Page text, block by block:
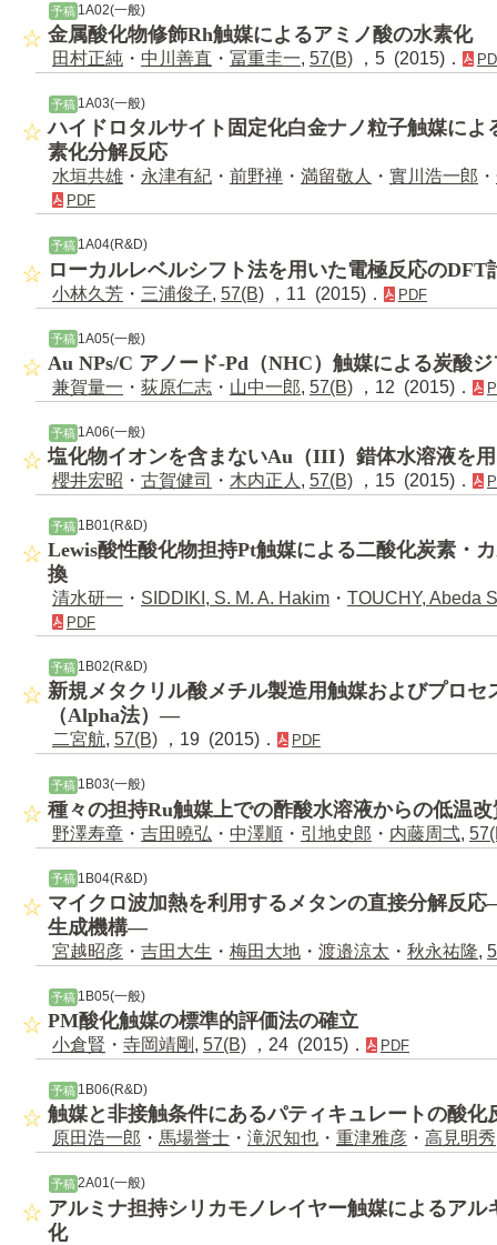
予稿1A02(一般)
金属酸化物修飾Rh触媒によるアミノ酸の水素化
田村正純 ・ 中川善直 ・ 冨重圭一, 57(B) ，5 (2015)．
予稿 1A03(一般)
ハイドロタルサイト固定化白金ナノ粒子触媒によ
素化分解反応
水垣共雄 ・ 永津有紀 ・ 前野禅 ・ 満留敬人 ・ 實川浩一郎 ・
PDF
予稿 1A04(R&D)
ローカルレベルシフト法を用いた電極反応のDFT
小林久芳 ・ 三浦俊子, 57(B) ，11 (2015)． PDF
予稿 1A05(一般)
Au NPs/C アノード-Pd（NHC）触媒による炭酸
兼賀量一 ・ 荻原仁志 ・ 山中一郎, 57(B) ，12 (2015)．
予稿1A06(一般)
塩化物イオンを含まないAu（III）錯体水溶液を
櫻井宏昭 ・ 古賀健司 ・ 木内正人 , 57(B) ，15 (2015)．
予稿 1B01(R&D)
Lewis酸性酸化物担持Pt触媒による二酸化炭素・
換
清水研一 ・ SIDDIKI, S. M. A. Hakim ・ TOUCHY, Abeda
PDF
予稿 1B02(R&D)
新規メタクリル酸メチル製造用触媒およびプロ
（Alpha法）―
二宮航, 57(B) ，19 (2015)． PDF
予稿 1B03(一般)
種々の担持Ru触媒上での酢酸水溶液からの低温
野澤寿章 ・ 吉田曉弘 ・ 中澤順 ・ 引地史郎 ・ 内藤周弌,
予稿 1B04(R&D)
マイクロ波加熱を利用するメタンの直接分解反
生成機構―
宮越昭彦 ・ 吉田大生 ・ 梅田大地 ・ 渡邉涼太 ・ 秋永祐隆,
予稿1B05(一般)
PM酸化触媒の標準的評価法の確立
小倉賢 ・ 寺岡靖剛 , 57(B) ，24 (2015)． PDF
予稿 1B06(R&D)
触媒と非接触条件にあるパティキュレートの酸化
原田浩一郎 ・ 馬場誉士 ・ 滝沢知也 ・ 重津雅彦 ・ 高見明秀
予稿 2A01(一般)
アルミナ担持シリカモノレイヤー触媒によるア
化